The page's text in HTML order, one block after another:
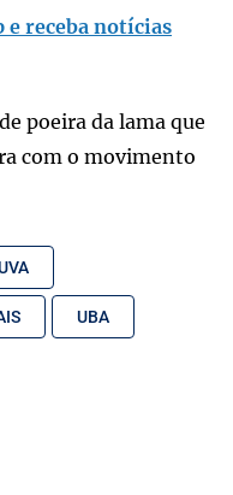
e receba notícias
poeira da lama que
com o movimento
UBA